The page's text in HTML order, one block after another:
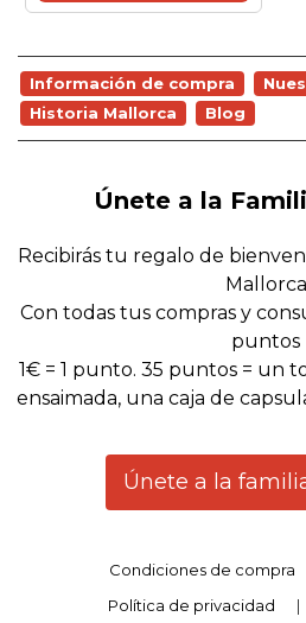
Información de compra
Historia Mallorca
Blog
Únete a la
Recibirás tu regalo de
Mallorca
Con todas tus compras y
puntos
1€ = 1 punto. 35 puntos = un
ensaimada, una caja de
Únete a la
Condiciones de compra
Política de privacidad
|